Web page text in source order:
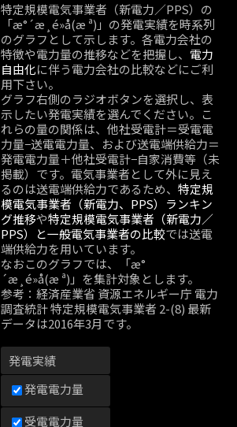
特定規模電気事業者（新電力／PPS）の
「æ°´æ¸é»å(æ ª)」の発電実績を時系列
のグラフとして示します。各電力会社の
特徴や電力量の推移などを把握し、 電力
自由化に伴う電力会社の比較などにご利
用下さい。
グラフ右側のラジオボタンを選択し、表
示したい発電実績を選んでください。こ
れらの量の関係は、他社受電計＝受電電
力量−送電電力量、および送電端供給力＝
発電電力量＋他社受電計−自家消費等（未
掲載）です。電気事業者として外に見え
るのは送電端供給力であるため、 特定規
模電気事業者（新電力、PPS）ランキン
グ推移や特定規模電気事業者（新電力／
PPS）と一般電気事業者の比較では送電
端供給力を用いています。
なおこのグラフでは、「æ°
´æ¸é»å(æ ª)」を集計対象とします。
参考：経済産業省 資源エネルギー庁 電力
調査統計 特定規模電気事業者 2-(8) 最新
データは2016年3月です。
発電実績
発電電力量
受電電力量